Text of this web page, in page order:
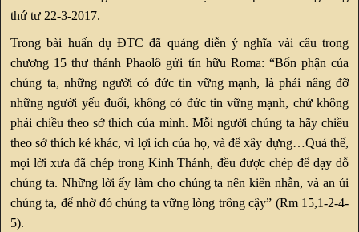
thứ tư 22-3-2017.
Trong bài huấn dụ ĐTC đã quảng diễn ý nghĩa vài câu trong
chương 15 thư thánh Phaolô gửi tín hữu Roma: “Bổn phận của
chúng ta, những người có đức tin vững mạnh, là phải nâng đỡ
những người yếu đuối, không có đức tin vững mạnh, chứ không
phải chiều theo sở thích của mình. Mỗi người chúng ta hãy chiều
theo sở thích kẻ khác, vì lợi ích của họ, và để xây dựng…Quả thế,
mọi lời xưa đã chép trong Kinh Thánh, đều được chép để dạy dỗ
chúng ta. Những lời ấy làm cho chúng ta nên kiên nhẫn, và an ủi
chúng ta, để nhờ đó chúng ta vững lòng trông cậy” (Rm 15,1-2-4-
5).